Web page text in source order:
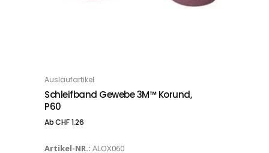
OPTIONS
Auslaufartikel
Schleifband Gewebe 3M™ Korund,
P60
AbCHF1.26
Artikel-NR.: ALOX060